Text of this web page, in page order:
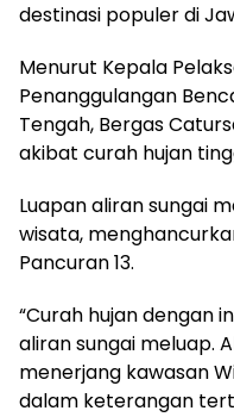
destinasi populer di
Menurut Kepala
Penanggulangan
Tengah, Bergas
akibat curah hujan
Luapan aliran sungai
wisata,
Pancuran 13.
“Curah hujan dengan
aliran sungai meluap.
menerjang kawasan
dalam keterangan